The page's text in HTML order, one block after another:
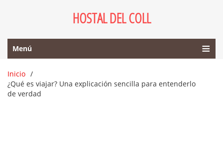
HOSTAL DEL COLL
Menú
Inicio
¿Qué es viajar? Una explicación sencilla para entenderlo
de verdad